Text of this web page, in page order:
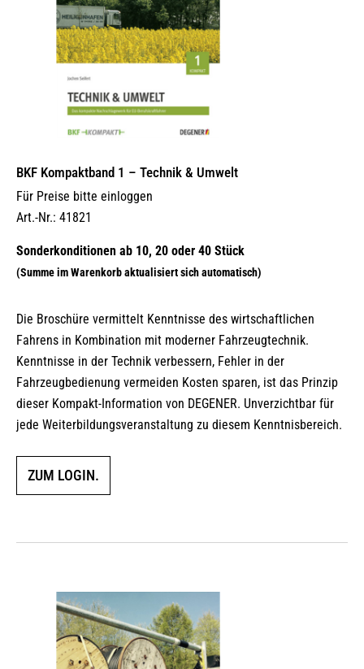
BKF Kompaktband 1 – Technik & Umwelt
Für Preise bitte einloggen
Art.-Nr.: 41821
Die Broschüre vermittelt Kenntnisse des wirtschaftlichen
Fahrens in Kombination mit moderner Fahrzeugtechnik.
Kenntnisse in der Technik verbessern, Fehler in der
Fahrzeugbedienung vermeiden Kosten sparen, ist das Prinzip
dieser Kompakt-Information von DEGENER. Unverzichtbar für
jede Weiterbildungsveranstaltung zu diesem Kenntnisbereich.
ZUM LOGIN.